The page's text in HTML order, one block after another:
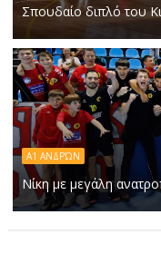
Σπουδαίο διπλό του
Α1 ΑΝΔΡΏΝ
Νίκη με μεγάλη